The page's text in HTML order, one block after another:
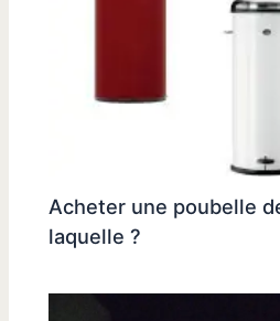
Acheter une poubelle
laquelle ?